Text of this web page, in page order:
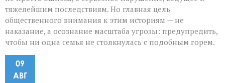
тяжелейшим последствиям. Но главная цель
общественного внимания к этим историям — не
наказание, а осознание масштаба угрозы: предупредить,
чтобы ни одна семья не столкнулась с подобным горем.
09
АВГ